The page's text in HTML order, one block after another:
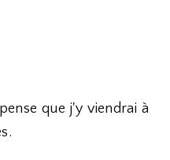
que j'y viendrai à